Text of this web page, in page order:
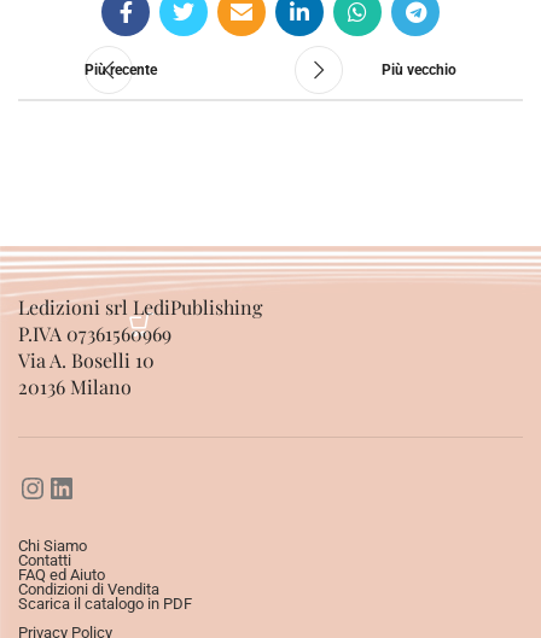
Più recente Più vecchio
Ledizioni srl LediPublishing
P.IVA 07361560969
Via A. Boselli 10
20136 Milano
Chi Siamo
Contatti
FAQ ed Aiuto
Condizioni di Vendita
Scarica il catalogo in PDF
Privacy Policy